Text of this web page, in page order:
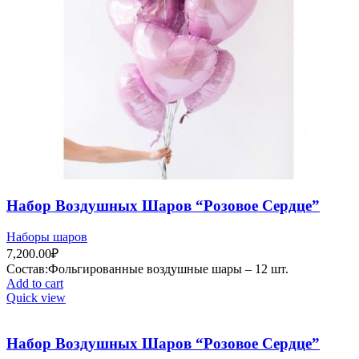
Набор Воздушных Шаров “Розовое Сердце”
Наборы шаров
7,200.00₽
Состав:Фольгированные воздушные шары – 12 шт.
Add to cart
Quick view
Набор Воздушных Шаров “Розовое Сердце”